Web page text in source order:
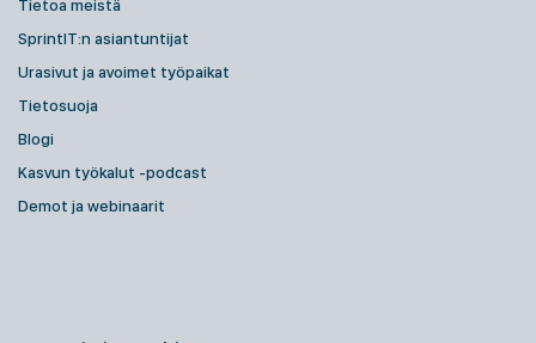
Tietoa meistä
SprintIT:n asiantuntijat
Urasivut ja avoimet työpaikat
Tietosuoja
Blogi
Kasvun työkalut -podcast
Demot ja webinaarit